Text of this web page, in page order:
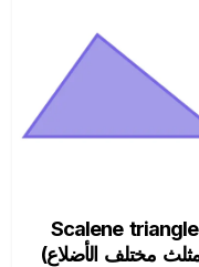
Scalene triangle